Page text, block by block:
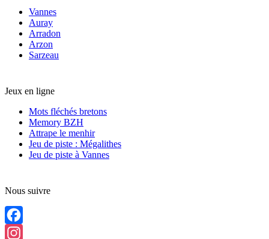
Vannes
Auray
Arradon
Arzon
Sarzeau
Jeux en ligne
Mots fléchés bretons
Memory BZH
Attrape le menhir
Jeu de piste : Mégalithes
Jeu de piste à Vannes
Nous suivre
Facebook